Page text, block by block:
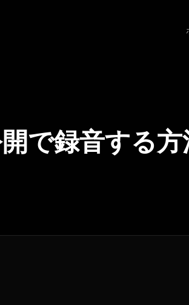
で録音する